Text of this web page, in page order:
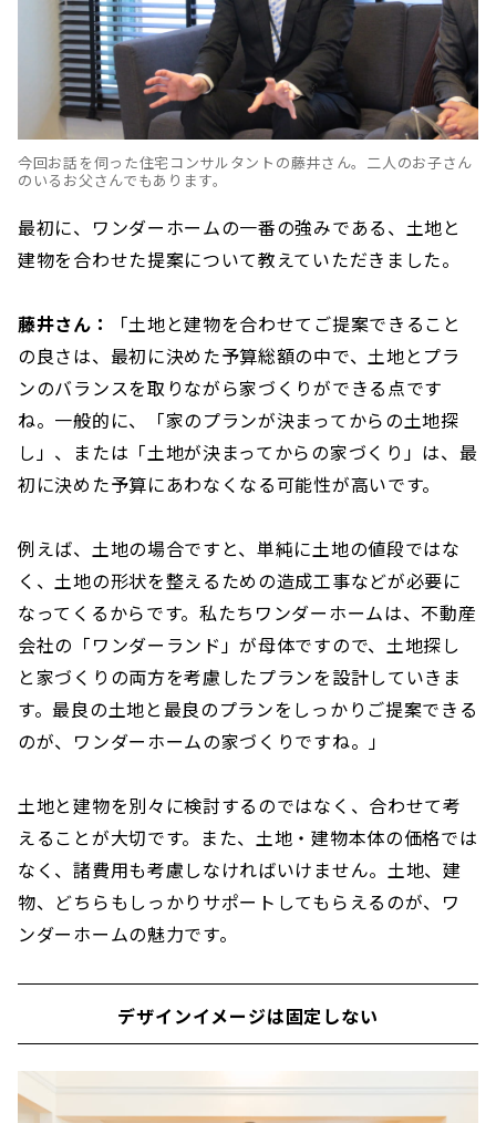
今回お話を伺った住宅コンサルタントの藤井さん。二人のお子さん
のいるお父さんでもあります。
最初に、ワンダーホームの一番の強みである、土地と
建物を合わせた提案について教えていただきました。
藤井さん：
「土地と建物を合わせてご提案できること
の良さは、最初に決めた予算総額の中で、土地とプラ
ンのバランスを取りながら家づくりができる点です
ね。一般的に、「家のプランが決まってからの土地探
し」、または「土地が決まってからの家づくり」は、最
初に決めた予算にあわなくなる可能性が高いです。
例えば、土地の場合ですと、単純に土地の値段ではな
く、土地の形状を整えるための造成工事などが必要に
なってくるからです。私たちワンダーホームは、不動産
会社の「ワンダーランド」が母体ですので、土地探し
と家づくりの両方を考慮したプランを設計していきま
す。最良の土地と最良のプランをしっかりご提案できる
のが、ワンダーホームの家づくりですね。」
土地と建物を別々に検討するのではなく、合わせて考
えることが大切です。また、土地・建物本体の価格では
なく、諸費用も考慮しなければいけません。土地、建
物、どちらもしっかりサポートしてもらえるのが、ワ
ンダーホームの魅力です。
デザインイメージは固定しない